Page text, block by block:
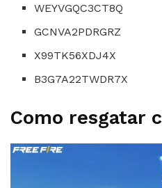
WEYVGQC3CT8Q
GCNVA2PDRGRZ
X99TK56XDJ4X
B3G7A22TWDR7X
Como resgatar